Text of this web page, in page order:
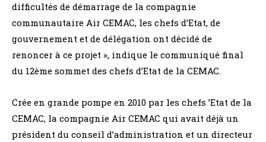
difficultés de démarrage de la compagnie
communautaire Air CEMAC, les chefs d’Etat, de
gouvernement et de délégation ont décidé de
renoncer à ce projet », indique le communiqué final
du 12ème sommet des chefs d’Etat de la CEMAC.
Crée en grande pompe en 2010 par les chefs ’Etat de la
CEMAC, la compagnie Air CEMAC qui avait déjà un
président du conseil d’administration et un directeur